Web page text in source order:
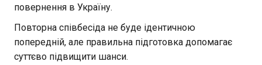
повернення в Україну.
Повторна співбесіда не буде ідентичною
попередній, але правильна підготовка допомагає
суттєво підвищити шанси.